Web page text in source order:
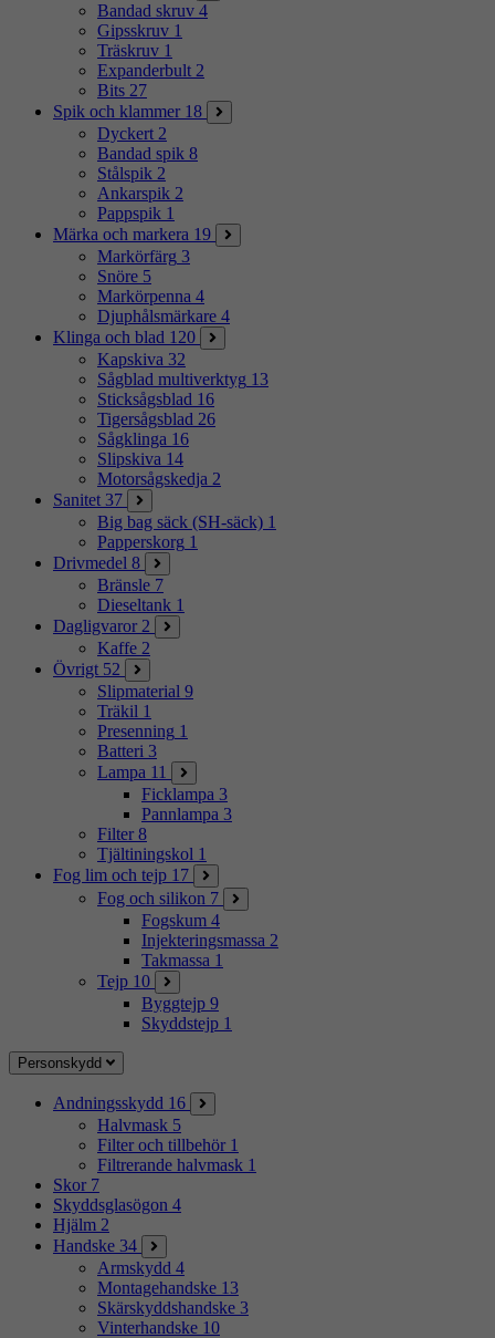
Bandad skruv 4
Gipsskruv 1
Träskruv 1
Expanderbult 2
Bits 27
Spik och klammer 18
Dyckert 2
Bandad spik 8
Stålspik 2
Ankarspik 2
Pappspik 1
Märka och markera 19
Markörfärg 3
Snöre 5
Markörpenna 4
Djuphålsmärkare 4
Klinga och blad 120
Kapskiva 32
Sågblad multiverktyg 13
Sticksågsblad 16
Tigersågsblad 26
Sågklinga 16
Slipskiva 14
Motorsågskedja 2
Sanitet 37
Big bag säck (SH-säck) 1
Papperskorg 1
Drivmedel 8
Bränsle 7
Dieseltank 1
Dagligvaror 2
Kaffe 2
Övrigt 52
Slipmaterial 9
Träkil 1
Presenning 1
Batteri 3
Lampa 11
Ficklampa 3
Pannlampa 3
Filter 8
Tjältiningskol 1
Fog lim och tejp 17
Fog och silikon 7
Fogskum 4
Injekteringsmassa 2
Takmassa 1
Tejp 10
Byggtejp 9
Skyddstejp 1
Personskydd
Andningsskydd 16
Halvmask 5
Filter och tillbehör 1
Filtrerande halvmask 1
Skor 7
Skyddsglasögon 4
Hjälm 2
Handske 34
Armskydd 4
Montagehandske 13
Skärskyddshandske 3
Vinterhandske 10